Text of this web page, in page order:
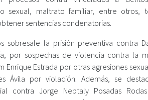
sexual, maltrato familiar, entre otros,
sentencias condenatorias.
sobresale la prisión preventiva contra
por sospechas de violencia contra la
Enrique Estrada por otras agresiones
Ávila por violación. Además, se
contra Jorge Neptaly Posadas